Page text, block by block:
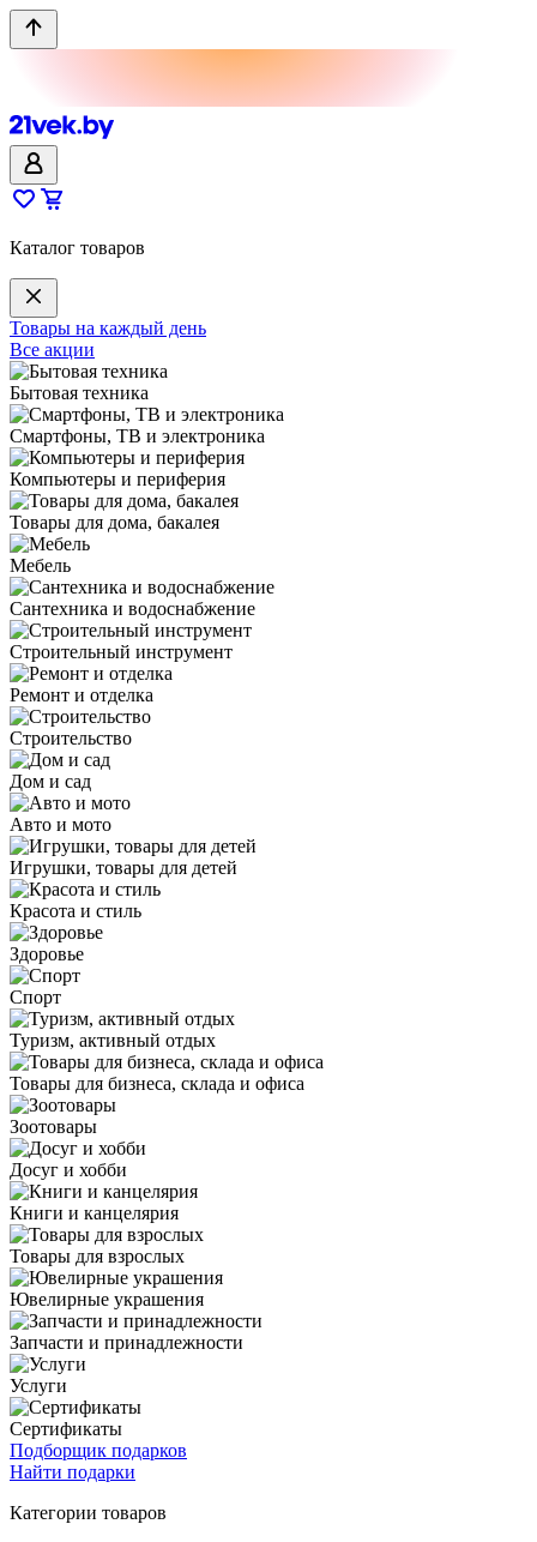
Каталог товаров
Товары на каждый день
Все акции
Бытовая техника
Смартфоны, ТВ и электроника
Компьютеры и периферия
Товары для дома, бакалея
Мебель
Сантехника и водоснабжение
Строительный инструмент
Ремонт и отделка
Строительство
Дом и сад
Авто и мото
Игрушки, товары для детей
Красота и стиль
Здоровье
Спорт
Туризм, активный отдых
Товары для бизнеса, склада и офиса
Зоотовары
Досуг и хобби
Книги и канцелярия
Товары для взрослых
Ювелирные украшения
Запчасти и принадлежности
Услуги
Сертификаты
Подборщик подарков
Найти подарки
Категории товаров